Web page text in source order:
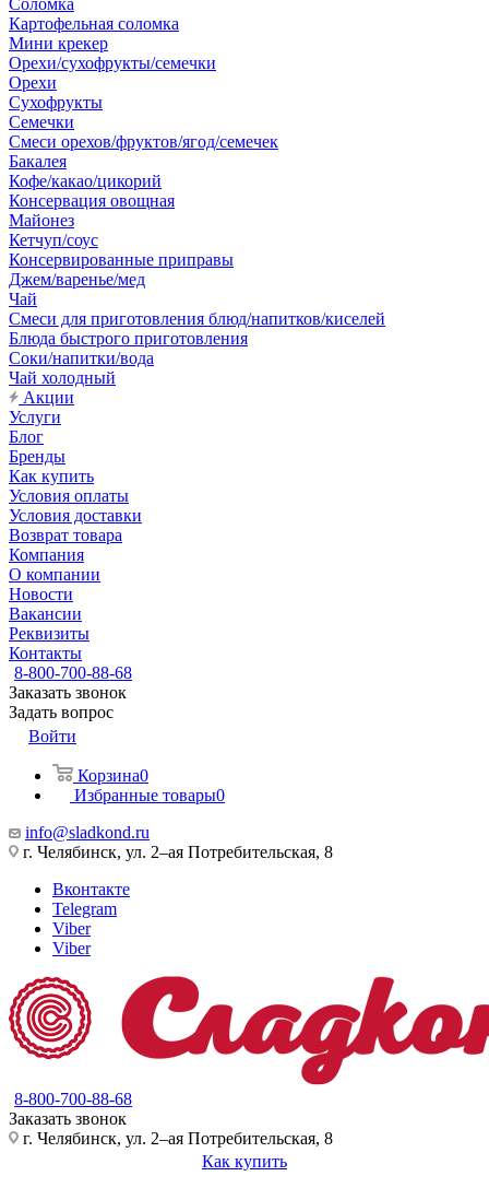
Соломка
Картофельная соломка
Мини крекер
Орехи/сухофрукты/семечки
Орехи
Сухофрукты
Семечки
Смеси орехов/фруктов/ягод/семечек
Бакалея
Кофе/какао/цикорий
Консервация овощная
Майонез
Кетчуп/соус
Консервированные приправы
Джем/варенье/мед
Чай
Смеси для приготовления блюд/напитков/киселей
Блюда быстрого приготовления
Соки/напитки/вода
Чай холодный
Акции
Услуги
Блог
Бренды
Как купить
Условия оплаты
Условия доставки
Возврат товара
Компания
О компании
Новости
Вакансии
Реквизиты
Контакты
8-800-700-88-68
Заказать звонок
Задать вопрос
Войти
Корзина0
Избранные товары0
info@sladkond.ru
г. Челябинск, ул. 2–ая Потребительская, 8
Вконтакте
Telegram
Viber
Viber
8-800-700-88-68
Заказать звонок
г. Челябинск, ул. 2–ая Потребительская, 8
Как купить